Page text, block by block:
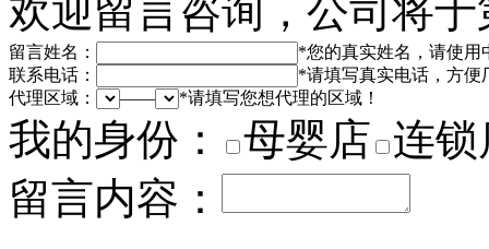
欢迎留言咨询，公司将
留言姓名： *您的真实姓名，请使用
联系电话：
*请填写真实电话，方便
代理区域：
—— *请填写您想代理的区域！
我的身份： 母婴店 连锁
留言内容：